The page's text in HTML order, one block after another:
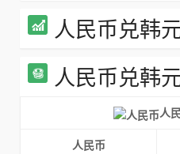
人民币兑韩
人民币兑韩
人
人民币